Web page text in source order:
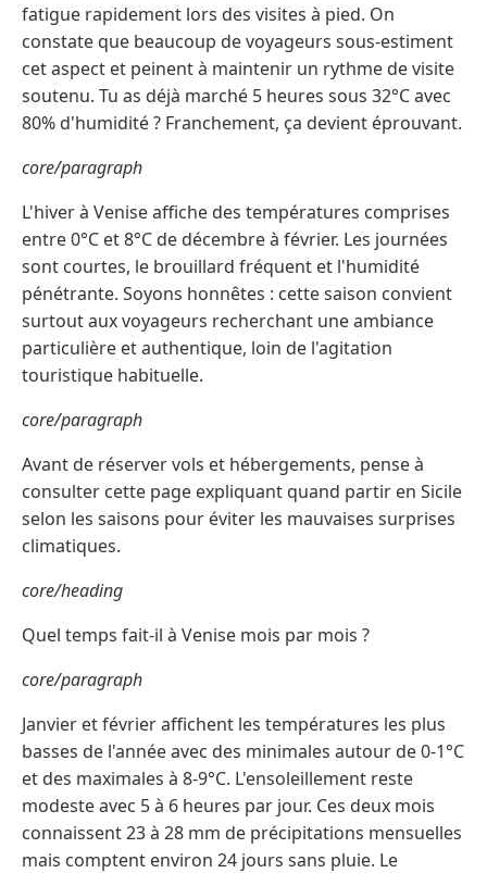
fatigue rapidement lors des visites à pied. On
constate que beaucoup de voyageurs sous-estiment
cet aspect et peinent à maintenir un rythme de visite
soutenu. Tu as déjà marché 5 heures sous 32°C avec
80% d'humidité ? Franchement, ça devient éprouvant.
core/paragraph
L'hiver à Venise affiche des températures comprises
entre 0°C et 8°C de décembre à février. Les journées
sont courtes, le brouillard fréquent et l'humidité
pénétrante. Soyons honnêtes : cette saison convient
surtout aux voyageurs recherchant une ambiance
particulière et authentique, loin de l'agitation
touristique habituelle.
core/paragraph
Avant de réserver vols et hébergements, pense à
consulter cette page expliquant quand partir en Sicile
selon les saisons pour éviter les mauvaises surprises
climatiques.
core/heading
Quel temps fait-il à Venise mois par mois ?
core/paragraph
Janvier et février affichent les températures les plus
basses de l'année avec des minimales autour de 0-1°C
et des maximales à 8-9°C. L'ensoleillement reste
modeste avec 5 à 6 heures par jour. Ces deux mois
connaissent 23 à 28 mm de précipitations mensuelles
mais comptent environ 24 jours sans pluie. Le